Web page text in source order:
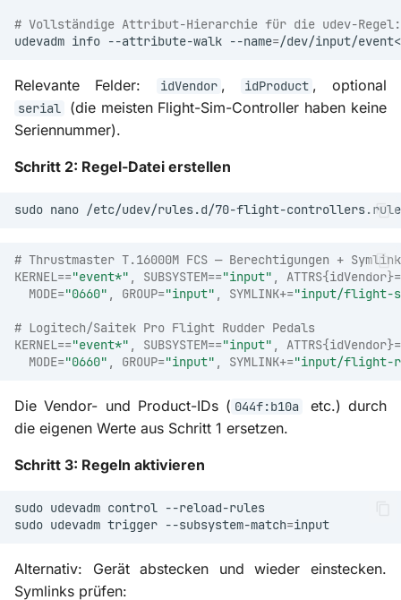
# Vollständige Attribut-Hierarchie für die udev-Regel:
udevadm info --attribute-walk --name=
Relevante Felder: idVendor , idProduct , optional
serial
(die meisten Flight-Sim-Controller haben keine
Seriennummer).
Schritt 2: Regel-Datei erstellen
sudo nano
# Thrustmaster T.16000M FCS — Berechtigungen + Symlink
KERNEL=="event*" , SUBSYSTEM=="input" , ATTRS{idVendor}=
MODE="0660" , GROUP="input" , SYMLINK+="input/flight-
# Logitech/Saitek Pro Flight Rudder Pedals
KERNEL=="event*" , SUBSYSTEM=="input" , ATTRS{idVendor}=
MODE="0660" , GROUP="input" , SYMLINK+="input/flight-
Die Vendor- und Product-IDs ( 044f:b10a
etc.) durch
die eigenen Werte aus Schritt 1 ersetzen.
Schritt 3: Regeln aktivieren
sudo udevadm control
sudo udevadm trigger --subsystem-match=
Alternativ: Gerät abstecken und wieder einstecken.
Symlinks prüfen: